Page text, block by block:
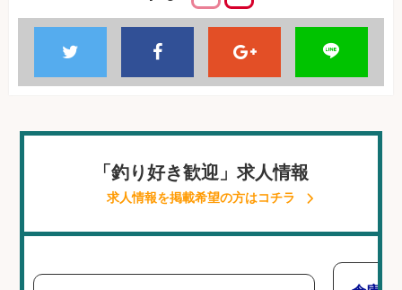
「釣り好き歓迎」求人情報
求人情報を掲載希望の方はコチラ